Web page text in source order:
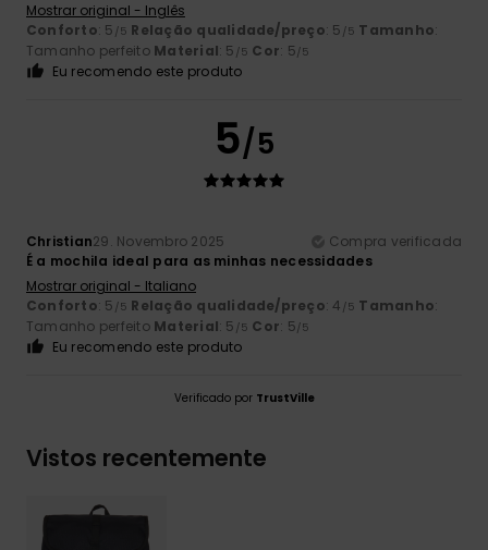
Mostrar original - Inglês
Conforto: 5 /5 Relação qualidade/preço: 5 /5 Tamanho:
Tamanho perfeito Material: 5 /5 Cor: 5/5
Eu recomendo este produto
5/5
Christian29. Novembro 2025
Compra verificada
É a mochila ideal para as minhas necessidades
Mostrar original - Italiano
Conforto: 5 /5 Relação qualidade/preço: 4 /5 Tamanho:
Tamanho perfeito Material: 5 /5 Cor: 5/5
Eu recomendo este produto
Verificado por TrustVille
Vistos recentemente